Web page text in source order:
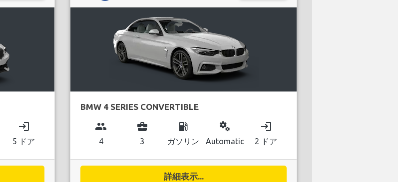
login
5 ドア
BMW 4 SERIES CONVERTIBLE
group
4
business_center
3
local_gas_station
ガソリン
miscellaneous_services
Automatic
login
2 ドア
詳細表示...